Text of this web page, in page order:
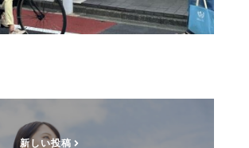
新しい投稿